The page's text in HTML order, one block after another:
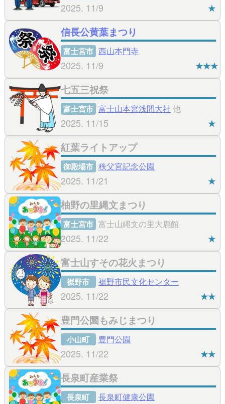
2025. 11/9 ★
信長公黄葉まつり
富士宮市 西山本門寺
2025. 11/9 ★★★
七五三祝祭
富士宮市 富士山本宮浅間大社 他
2025. 11/15 ★
紅葉ライトアップ
御殿場市 秩父宮記念公園
2025. 11/21 ★
柚野の里縄文まつり
富士宮市 富士山縄文の里大鹿館
2025. 11/22 ★
富士山すその花火まつり
裾野市 裾野市民文化センター
2025. 11/22 ★★
豊門公園もみじまつり
小山町 豊門公園
2025. 11/22 ★★
長泉町産業祭
長泉町 長泉町健康公園